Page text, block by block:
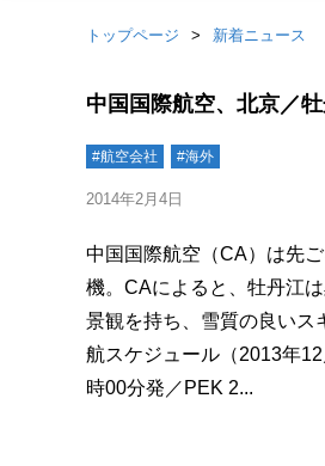
トップページ 新着ニュース
中国国際航空、北京／
#航空会社 #海外
2014年2月4日
中国国際航空（CA）は先
機。CAによると、牡丹江
景観を持ち、雪質の良い
航スケジュール（2013年
時00分発／PEK 2...